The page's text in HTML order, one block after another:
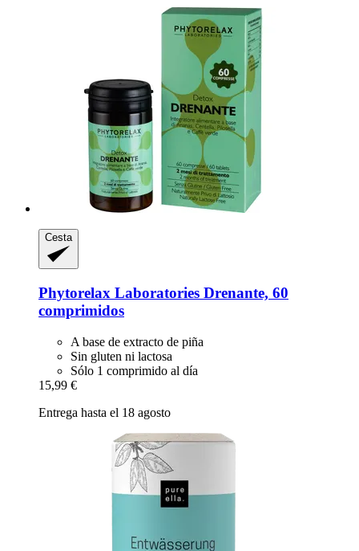
Cesta
Phytorelax Laboratories Drenante, 60
comprimidos
A base de extracto de piña
Sin gluten ni lactosa
Sólo 1 comprimido al día
15,99 €
Entrega hasta el 18 agosto